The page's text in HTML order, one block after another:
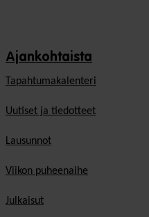
Ajankohtaista
Tapahtumakalenteri
Uutiset ja tiedotteet
Lausunnot
Viikon puheenaihe
Julkaisut